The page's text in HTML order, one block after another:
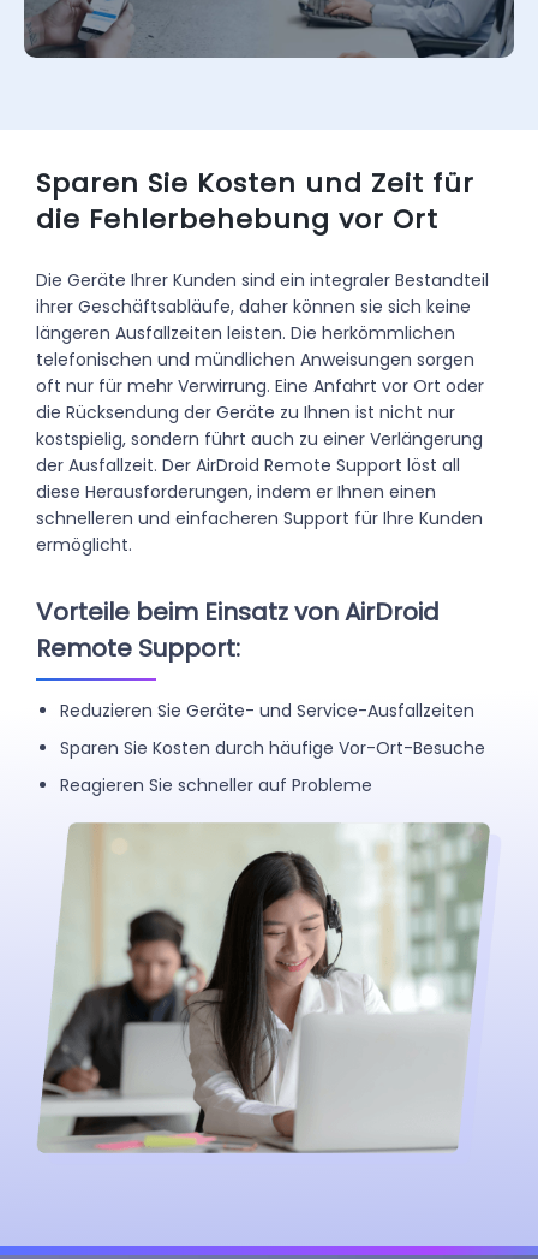
Sparen Sie Kosten und Zeit für
die Fehlerbehebung vor Ort
Die Geräte Ihrer Kunden sind ein integraler Bestandteil
ihrer Geschäftsabläufe, daher können sie sich keine
längeren Ausfallzeiten leisten. Die herkömmlichen
telefonischen und mündlichen Anweisungen sorgen
oft nur für mehr Verwirrung. Eine Anfahrt vor Ort oder
die Rücksendung der Geräte zu Ihnen ist nicht nur
kostspielig, sondern führt auch zu einer Verlängerung
der Ausfallzeit. Der AirDroid Remote Support löst all
diese Herausforderungen, indem er Ihnen einen
schnelleren und einfacheren Support für Ihre Kunden
ermöglicht.
Vorteile beim Einsatz von AirDroid
Remote Support:
Reduzieren Sie Geräte- und Service-Ausfallzeiten
Sparen Sie Kosten durch häufige Vor-Ort-Besuche
Reagieren Sie schneller auf Probleme